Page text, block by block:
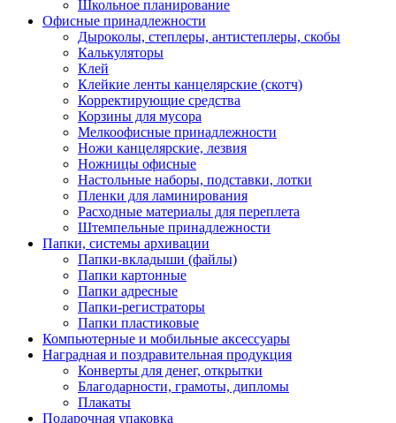
Школьное планирование
Офисные принадлежности
Дыроколы, степлеры, антистеплеры, скобы
Калькуляторы
Клей
Клейкие ленты канцелярские (скотч)
Корректирующие средства
Корзины для мусора
Мелкоофисные принадлежности
Ножи канцелярские, лезвия
Ножницы офисные
Настольные наборы, подставки, лотки
Пленки для ламинирования
Расходные материалы для переплета
Штемпельные принадлежности
Папки, системы архивации
Папки-вкладыши (файлы)
Папки картонные
Папки адресные
Папки-регистраторы
Папки пластиковые
Компьютерные и мобильные аксессуары
Наградная и поздравительная продукция
Конверты для денег, открытки
Благодарности, грамоты, дипломы
Плакаты
Подарочная упаковка